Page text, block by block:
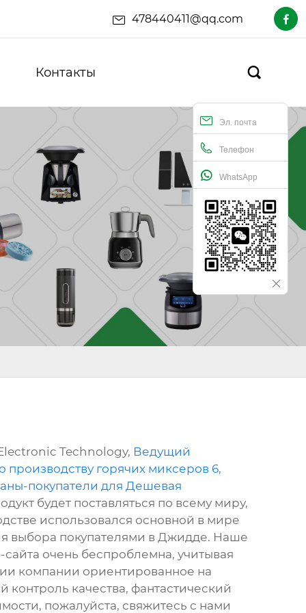
478440411@qq.com 
Контакты 
Эл. почта
Телефон
WhatsApp
Technology, Ведущий
производству горячих миксеров 6,
покупатели для Дешевая
будет поставляться по всему миру,
использовался основной в мире
выбора покупателями в Джидде. Наше
очень беспроблемна, учитывая
компании ориентированное на
качества, фантастический
пожалуйста, свяжитесь с нами